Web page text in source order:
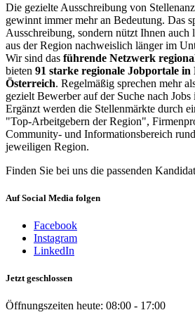
Die gezielte Ausschreibung von
gewinnt immer mehr an Bedeutung. Das
Ausschreibung, sondern nützt Ihnen
aus der Region nachweislich länger im
Wir sind das führende Netzwerk
bieten 91 starke regionale Jobportale in
Österreich. Regelmäßig sprechen mehr
gezielt Bewerber auf der Suche nach
Ergänzt werden die Stellenmärkte durch
"Top-Arbeitgebern der Region",
Community- und Informationsbereich
jeweiligen Region.
Finden Sie bei uns die passenden
Auf Social Media folgen
Facebook
Instagram
LinkedIn
Jetzt geschlossen
Öffnungszeiten heute: 08:00 - 17:00